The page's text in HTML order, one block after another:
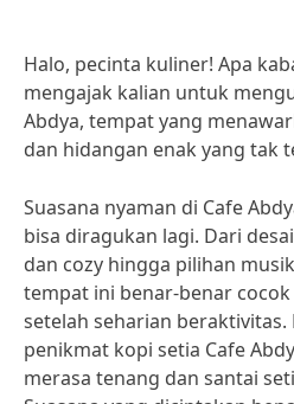
Halo, pecinta kuliner! Apa
mengajak kalian untuk
Abdya, tempat yang
dan hidangan enak yang tak
Suasana nyaman di Cafe
bisa diragukan lagi. Dari
dan cozy hingga pilihan
tempat ini benar-benar
setelah seharian
penikmat kopi setia Cafe
merasa tenang dan santai